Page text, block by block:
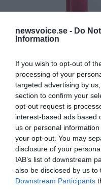
newsvoice.se - Do
Information
If you wish to opt-out of
processing of your
targeted advertising by
section to confirm your
opt-out request is
interest-based ads based
us or personal
your opt-out. You may
disclosure of your
IAB’s list of downstream
also be disclosed by us to
Downstream Participants